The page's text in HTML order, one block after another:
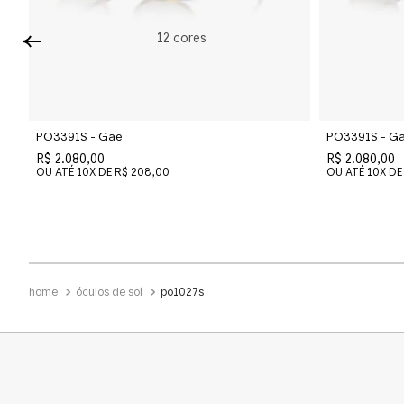
12 cores
PO3391S - Gae
R$ 2.080,00
OU ATÉ 10X DE R$ 208,00
PO3391S -
R$ 2.080,00
OU ATÉ 10X DE
óculos de sol po1027s